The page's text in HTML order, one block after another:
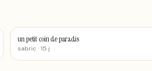
un petit coin de paradis
sabric · 15 j